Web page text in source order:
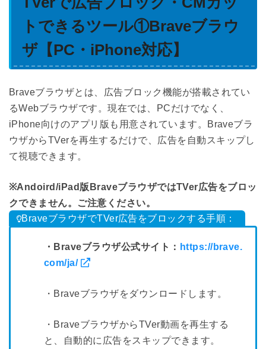
トできるツール①Braveブラウ
ザ【PC・iPhone対応】
Braveブラウザとは、広告ブロック機能が搭載されてい
るWebブラウザです。現在では、PCだけでなく、
iPhone向けのアプリ版も用意されています。Braveブラ
ウザからTVerを再生するだけで、広告を自動スキップし
て視聴できます。
※Andoird/iPad版BraveブラウザではTVer広告をブロッ
クできません。ご注意ください。
BraveブラウザでTVer広告をブロックする手順：
・Braveブラウザ公式サイト： https://brave.
com/ja/
・Braveブラウザをダウンロードします。
・BraveブラウザからTVer動画を再生する
と、自動的に広告をスキップできます。